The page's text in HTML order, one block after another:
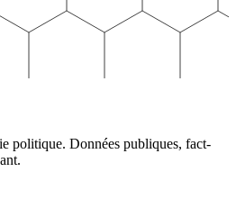
politique. Données publiques, fact-